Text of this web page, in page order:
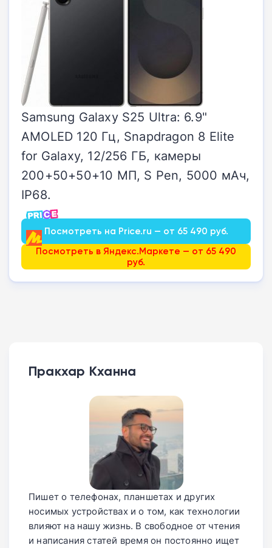
Samsung Galaxy S25 Ultra: 6.9"
AMOLED 120 Гц, Snapdragon 8 Elite
for Galaxy, 12/256 ГБ, камеры
200+50+50+10 МП, S Pen, 5000 мАч,
IP68.
Посмотреть на Price.ru — от 65 490 руб.
Посмотреть в Яндекс.Маркете — от 65 490
руб.
Пракхар Кханна
Пишет о телефонах, планшетах и других
носимых устройствах и о том, как технологии
влияют на нашу жизнь. В свободное от чтения
и написания статей время он постоянно ищет